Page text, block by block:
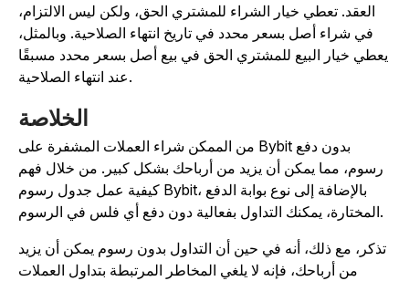
العقد. تعطي خيار الشراء للمشتري الحق، ولكن ليس الالتزام،
في شراء أصل بسعر محدد في تاريخ انتهاء الصلاحية. وبالمثل،
يعطي خيار البيع للمشتري الحق في بيع أصل بسعر محدد مسبقًا
الخلاصة
من الممكن شراء العملات المشفرة على Bybit بدون دفع
رسوم، مما يمكن أن يزيد من أرباحك بشكل كبير. من خلال فهم
كيفية عمل جدول رسوم Bybit، بالإضافة إلى نوع بوابة الدفع
تذكر، مع ذلك، أنه في حين أن التداول بدون رسوم يمكن أن يزيد
من أرباحك، فإنه لا يلغي المخاطر المرتبطة بتداول العملات